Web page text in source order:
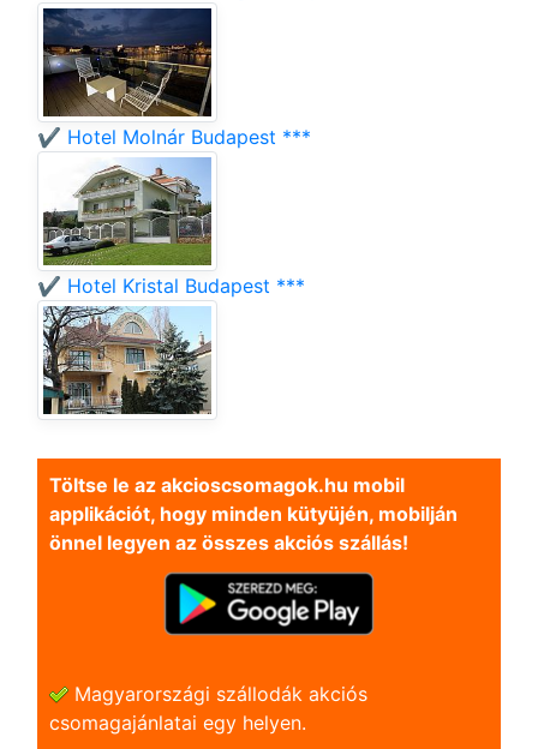
✔️ Hotel Molnár Budapest ***
✔️ Hotel Kristal Budapest ***
Töltse le az akcioscsomagok.hu mobil
applikációt, hogy minden kütyüjén, mobilján
önnel legyen az összes akciós szállás!
Magyarországi szállodák akciós
csomagajánlatai egy helyen.